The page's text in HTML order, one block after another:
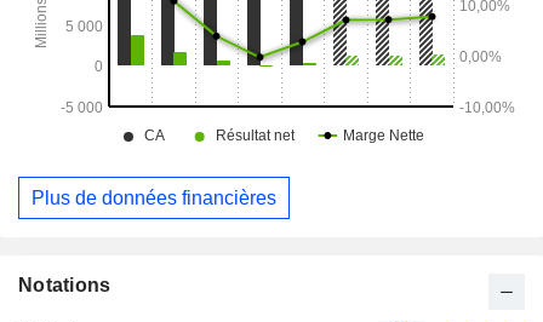
Plus de données financières
Notations